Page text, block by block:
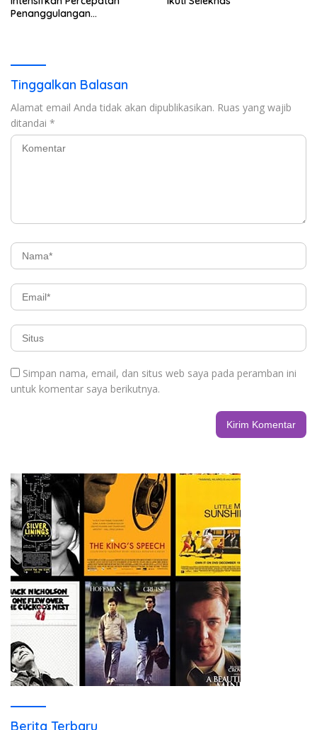
Penanggulangan
Tinggalkan Balasan
Alamat email Anda tidak akan dipublikasikan. Ruas yang wajib
ditandai *
Simpan nama, email, dan situs web saya pada peramban ini
untuk komentar saya berikutnya.
Berita Terbaru